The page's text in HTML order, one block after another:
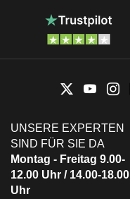
UNSERE EXPERTEN
SIND FÜR SIE DA
Montag - Freitag 9.00-
12.00 Uhr / 14.00-18.00
Uhr